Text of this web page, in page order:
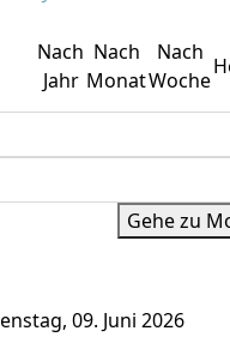
Nach
Jahr
Nach
Monat
Nach
Woche
Gehe zu
09. Juni 2026